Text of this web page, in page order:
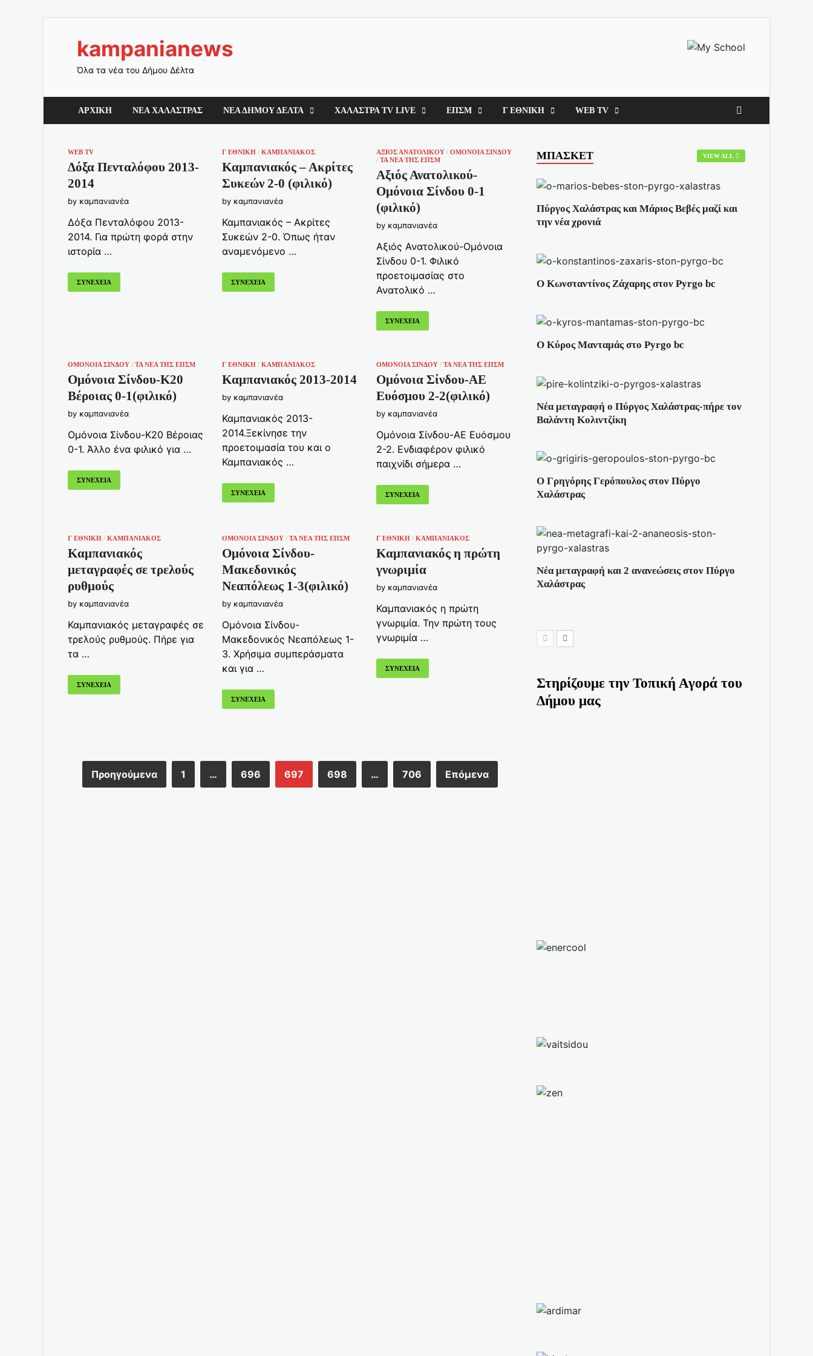
kampanianews
Όλα τα νέα του Δήμου Δέλτα
ΑΡΧΙΚΗ ΝΕΑ ΧΑΛΑΣΤΡΑΣ ΝΕΑ ΔΗΜΟΥ ΔΕΛΤΑ ΧΑΛΆΣΤΡΑ TV LIVE ΕΠΣΜ Γ ΕΘΝΙΚΗ WEB TV
WEB TV
Δόξα Πενταλόφου 2013-
2014
by καμπανιανέα
Δόξα Πενταλόφου 2013-
2014. Για πρώτη φορά στην
ιστορία …
ΣΥΝΕΧΕΙΑ
Γ ΕΘΝΙΚΗ / ΚΑΜΠΑΝΙΑΚΟΣ
Καμπανιακός – Ακρίτες
Συκεών 2-0 (φιλικό)
by καμπανιανέα
Καμπανιακός – Ακρίτες
Συκεών 2-0. Όπως ήταν
αναμενόμενο …
ΣΥΝΕΧΕΙΑ
ΑΞΙΟΣ ΑΝΑΤΟΛΙΚΟΥ / ΟΜΟΝΟΙΑ ΣΙΝΔΟΥ
/ ΤΑ ΝΈΑ ΤΗΣ ΕΠΣΜ
Αξιός Ανατολικού-
Ομόνοια Σίνδου 0-1
(φιλικό)
by καμπανιανέα
Αξιός Ανατολικού-Ομόνοια
Σίνδου 0-1. Φιλικό
προετοιμασίας στο
Ανατολικό …
ΣΥΝΕΧΕΙΑ
ΟΜΟΝΟΙΑ ΣΙΝΔΟΥ / ΤΑ ΝΈΑ ΤΗΣ ΕΠΣΜ
Ομόνοια Σίνδου-Κ20
Βέροιας 0-1(φιλικό)
by καμπανιανέα
Ομόνοια Σίνδου-Κ20 Βέροιας
0-1. Άλλο ένα φιλικό για …
ΣΥΝΕΧΕΙΑ
Γ ΕΘΝΙΚΗ / ΚΑΜΠΑΝΙΑΚΟΣ
Καμπανιακός 2013-2014
by καμπανιανέα
Καμπανιακός 2013-
2014.Ξεκίνησε την
προετοιμασία του και ο
Καμπανιακός …
ΣΥΝΕΧΕΙΑ
ΟΜΟΝΟΙΑ ΣΙΝΔΟΥ / ΤΑ ΝΈΑ ΤΗΣ ΕΠΣΜ
Ομόνοια Σίνδου-ΑΕ
Ευόσμου 2-2(φιλικό)
by καμπανιανέα
Ομόνοια Σίνδου-ΑΕ Ευόσμου
2-2. Ενδιαφέρον φιλικό
παιχνίδι σήμερα …
ΣΥΝΕΧΕΙΑ
Γ ΕΘΝΙΚΗ / ΚΑΜΠΑΝΙΑΚΟΣ
Καμπανιακός
μεταγραφές σε τρελούς
ρυθμούς
by καμπανιανέα
Καμπανιακός μεταγραφές σε
τρελούς ρυθμούς. Πήρε για
τα …
ΣΥΝΕΧΕΙΑ
ΟΜΟΝΟΙΑ ΣΙΝΔΟΥ / ΤΑ ΝΈΑ ΤΗΣ ΕΠΣΜ
Ομόνοια Σίνδου-
Μακεδονικός
Νεαπόλεως 1-3(φιλικό)
by καμπανιανέα
Ομόνοια Σίνδου-
Μακεδονικός Νεαπόλεως 1-
3. Χρήσιμα συμπεράσματα
και για …
ΣΥΝΕΧΕΙΑ
Γ ΕΘΝΙΚΗ / ΚΑΜΠΑΝΙΑΚΟΣ
Καμπανιακός η πρώτη
γνωριμία
by καμπανιανέα
Καμπανιακός η πρώτη
γνωριμία. Την πρώτη τους
γνωριμία …
ΣΥΝΕΧΕΙΑ
Προηγούμενα 1 … 696 697 698 … 706 Επόμενα
ΜΠΑΣΚΕΤ VIEW ALL
Πύργος Χαλάστρας και Μάριος Βεβές μαζί και
την νέα χρονιά
Ο Κωνσταντίνος Ζάχαρης στον Pyrgo bc
Ο Κύρος Μανταμάς στο Pyrgo bc
Νέα μεταγραφή ο Πύργος Χαλάστρας-πήρε τον
Βαλάντη Κολιντζίκη
Ο Γρηγόρης Γερόπουλος στον Πύργο
Χαλάστρας
Νέα μεταγραφή και 2 ανανεώσεις στον Πύργο
Χαλάστρας
Στηρίζουμε την Τοπική Αγορά του
Δήμου μας